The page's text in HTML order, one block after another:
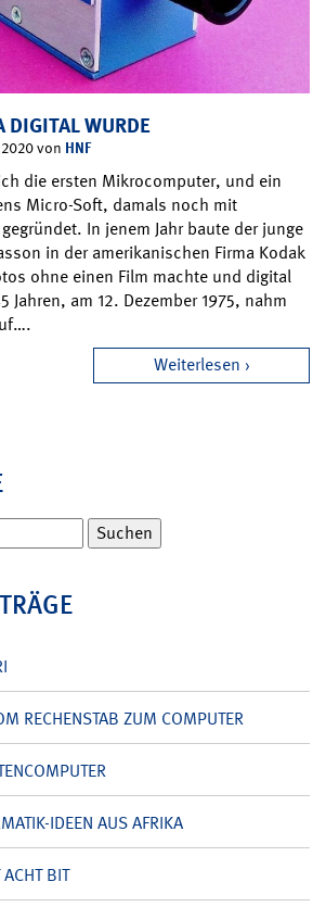
DIGITAL WURDE
von HNF
die ersten Mikrocomputer, und ein
Micro-Soft, damals noch mit
In jenem Jahr baute der junge
in der amerikanischen Firma Kodak
ohne einen Film machte und digital
Jahren, am 12. Dezember 1975, nahm
Weiterlesen
RECHENSTAB ZUM COMPUTER
IDEEN AUS AFRIKA
BIT